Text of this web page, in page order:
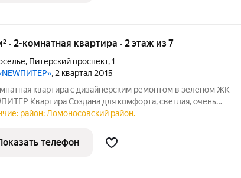
· 2-комнатная квартира · 2 этаж из 7
, Питерский проспект,1
«NEWПИТЕР», 2 квартал 2015
квартира с дизайнерским ремонтом в зеленом ЖК
Квартира Создана для комфорта, светлая, очень
с продуманной планировкой и качественными
инфраструктурой До метро Проспект
район: Ломоносовский район.
телефон